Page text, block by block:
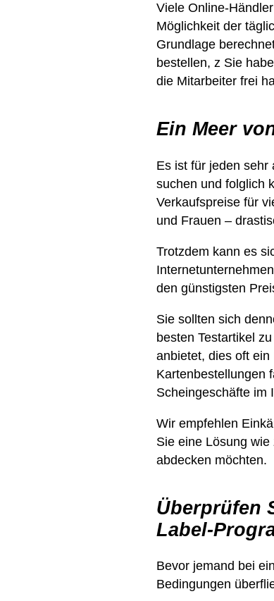
Viele Online-
Möglichkeit der
Grundlage
bestellen, z Sie
die Mitarbeiter frei
Ein Meer
Es ist für jeden sehr
suchen und folglich
Verkaufspreise für
und Frauen –
Trotzdem kann es
den günstigsten
Sie sollten sich
besten Testartikel
anbietet, dies oft
Kartenbestellungen
Scheingeschäfte im
Wir empfehlen
Sie eine Lösung
abdecken möchten.
Überprüfen
Label-
Bevor jemand bei
Bedingungen